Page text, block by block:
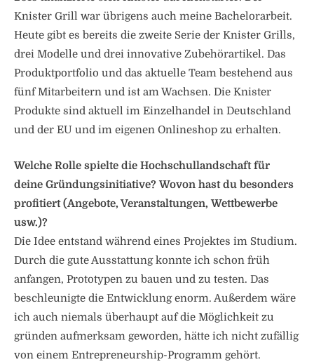
Knister Grill war übrigens auch meine Bachelorarbeit.
Heute gibt es bereits die zweite Serie der Knister Grills,
drei Modelle und drei innovative Zubehörartikel. Das
Produktportfolio und das aktuelle Team bestehend aus
fünf Mitarbeitern und ist am Wachsen. Die Knister
Produkte sind aktuell im Einzelhandel in Deutschland
und der EU und im eigenen Onlineshop zu erhalten.
Welche Rolle spielte die Hochschullandschaft für
deine Gründungsinitiative? Wovon hast du besonders
profitiert (Angebote, Veranstaltungen, Wettbewerbe
usw.)?
Die Idee entstand während eines Projektes im Studium.
Durch die gute Ausstattung konnte ich schon früh
anfangen, Prototypen zu bauen und zu testen. Das
beschleunigte die Entwicklung enorm. Außerdem wäre
ich auch niemals überhaupt auf die Möglichkeit zu
gründen aufmerksam geworden, hätte ich nicht zufällig
von einem Entrepreneurship-Programm gehört.